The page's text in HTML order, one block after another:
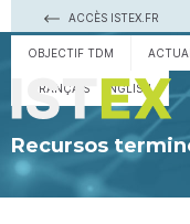
ACCÈS ISTEX.FR
OBJECTIF TDM
FRANÇAIS ENGLISH
Recursos